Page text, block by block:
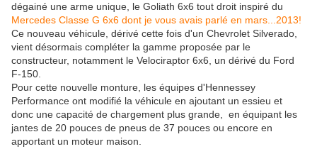
dégainé une arme unique, le Goliath 6x6 tout droit inspiré du
Mercedes Classe G 6x6 dont je vous avais parlé en mars...2013!
Ce nouveau véhicule, dérivé cette fois d'un Chevrolet Silverado,
vient désormais compléter la gamme proposée par le
constructeur, notamment le Velociraptor 6x6, un dérivé du Ford
F-150.
Pour cette nouvelle monture, les équipes d'Hennessey
Performance ont modifié la véhicule en ajoutant un essieu et
donc une capacité de chargement plus grande, en équipant les
jantes de 20 pouces de pneus de 37 pouces ou encore en
apportant un moteur maison.